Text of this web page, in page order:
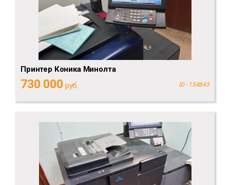
Принтер Коника Минолта
730 000 руб. ID - 154843